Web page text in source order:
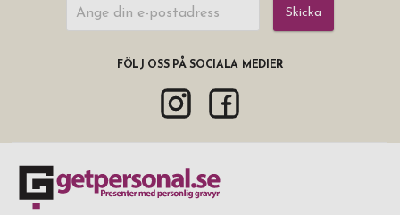
Skicka
FÖLJ OSS PÅ SOCIALA MEDIER